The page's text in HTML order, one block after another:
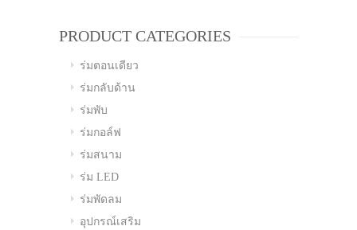
PRODUCT CATEGORIES
ร่มตอนเดียว
ร่มกลับด้าน
ร่มพับ
ร่มกอล์ฟ
ร่มสนาม
ร่ม LED
ร่มพัดลม
อุปกรณ์เสริม